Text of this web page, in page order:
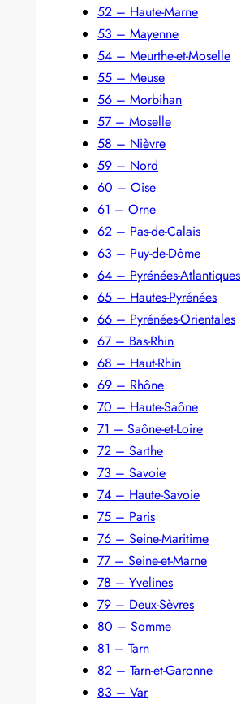
52 – Haute-Marne
53 – Mayenne
54 – Meurthe-et-Moselle
55 – Meuse
56 – Morbihan
57 – Moselle
58 – Nièvre
59 – Nord
60 – Oise
61 – Orne
62 – Pas-de-Calais
63 – Puy-de-Dôme
64 – Pyrénées-Atlantiques
65 – Hautes-Pyrénées
66 – Pyrénées-Orientales
67 – Bas-Rhin
68 – Haut-Rhin
69 – Rhône
70 – Haute-Saône
71 – Saône-et-Loire
72 – Sarthe
73 – Savoie
74 – Haute-Savoie
75 – Paris
76 – Seine-Maritime
77 – Seine-et-Marne
78 – Yvelines
79 – Deux-Sèvres
80 – Somme
81 – Tarn
82 – Tarn-et-Garonne
83 – Var